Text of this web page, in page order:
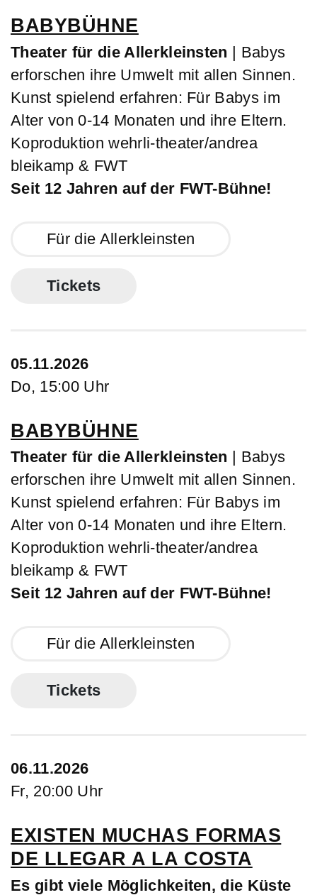
BABYBÜHNE
Theater für die Allerkleinsten | Babys
erforschen ihre Umwelt mit allen Sinnen.
Kunst spielend erfahren: Für Babys im
Alter von 0-14 Monaten und ihre Eltern.
Koproduktion wehrli-theater/andrea
bleikamp & FWT
Seit 12 Jahren auf der FWT-Bühne!
Für die Allerkleinsten
Tickets
05.11.2026
Do, 15:00 Uhr
BABYBÜHNE
Theater für die Allerkleinsten
| Babys
erforschen ihre Umwelt mit allen Sinnen.
Kunst spielend erfahren: Für Babys im
Alter von 0-14 Monaten und ihre Eltern.
Koproduktion wehrli-theater/andrea
bleikamp & FWT
Seit 12 Jahren auf der FWT-Bühne!
Für die Allerkleinsten
Tickets
06.11.2026
Fr, 20:00 Uhr
EXISTEN MUCHAS FORMAS
DE LLEGAR A LA COSTA
Es gibt viele Möglichkeiten, die Küste